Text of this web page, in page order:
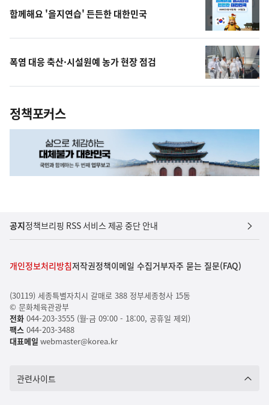
함께해요 '을지연습' 든든한 대한민국
폭염 대응 축산·시설원예 농가 현장 점검
정책포커스
공지정책브리핑 RSS 서비스 제공 중단 안내
개인정보처리방침저작권정책이메일 수집거부자주 묻는 질문(FAQ)
(30119) 세종특별자치시 갈매로 388 정부세종청사 15동
© 문화체육관광부
전화044-203-3555 (월-금 09:00 - 18:00, 공휴일 제외)
팩스044-203-3488
대표메일 webmaster@korea.kr
관련사이트